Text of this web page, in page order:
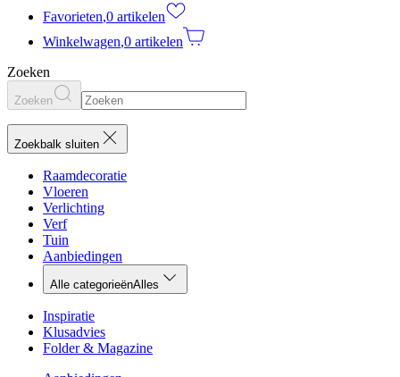
Favorieten,0 artikelen
Winkelwagen,0 artikelen
Zoeken
Zoeken
Zoekbalk sluiten
Raamdecoratie
Vloeren
Verlichting
Verf
Tuin
Aanbiedingen
Alle categorieënAlles
Inspiratie
Klusadvies
Folder & Magazine